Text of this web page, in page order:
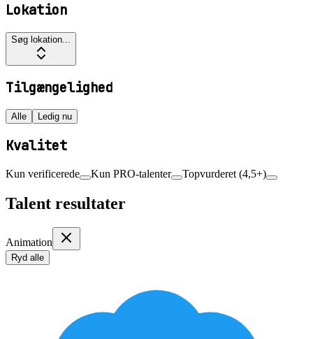
Lokation
Søg lokation...
Tilgængelighed
Alle Ledig nu
Kvalitet
Kun verificerede Kun PRO-talenter Topvurderet (4,5+)
Talent resultater
Animation
Ryd alle